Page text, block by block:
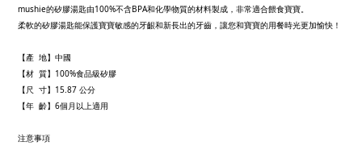
mushie的矽膠湯匙由100%不含BPA和化學物質的材料製成，非常適合餵食寶寶。
柔軟的矽膠湯匙能保護寶寶敏感的牙齦和新長出的牙齒，讓您和寶寶的用餐時光更加愉快！
【產 地】中國
【材 質】100%食品級矽膠
【尺 寸】15.87 公分
【年 齡】6個月以上適用
注意事項